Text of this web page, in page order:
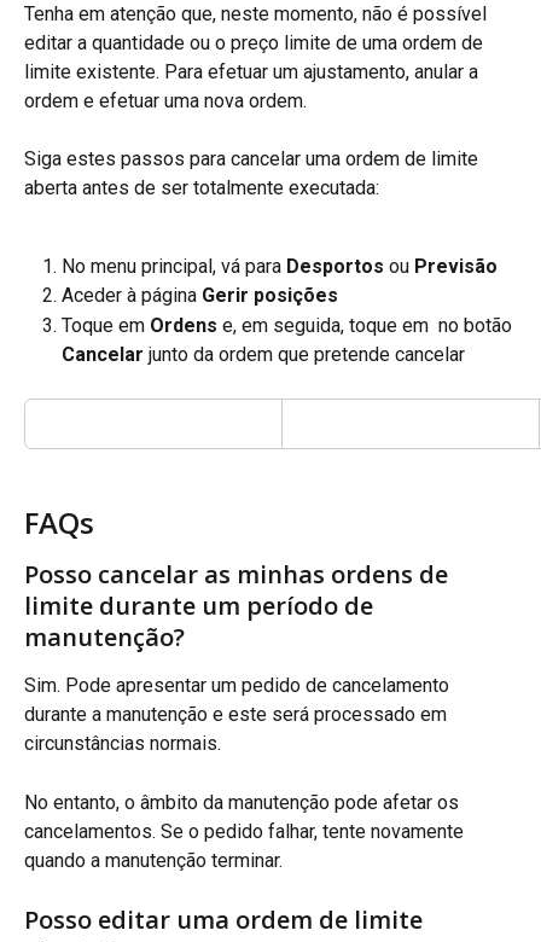
Tenha em atenção que, neste momento, não é possível
editar a quantidade ou o preço limite de uma ordem de
limite existente. Para efetuar um ajustamento, anular a
ordem e efetuar uma nova ordem.
Siga estes passos para cancelar uma ordem de limite
aberta antes de ser totalmente executada:
No menu principal, vá para Desportos ou Previsão
Aceder à página Gerir posições
Toque em Ordens e, em seguida, toque em no botão
Cancelar junto da ordem que pretende cancelar
FAQs
Posso cancelar as minhas ordens de
limite durante um período de
manutenção?
Sim. Pode apresentar um pedido de cancelamento
durante a manutenção e este será processado em
circunstâncias normais.
No entanto, o âmbito da manutenção pode afetar os
cancelamentos. Se o pedido falhar, tente novamente
quando a manutenção terminar.
Posso editar uma ordem de limite